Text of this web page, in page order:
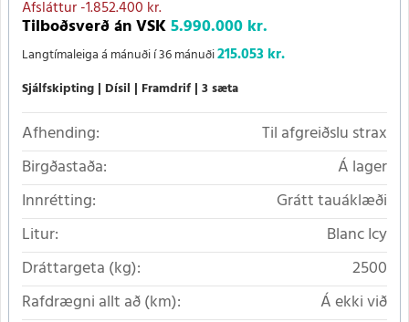
Afsláttur-1.852.400 kr.
Tilboðsverð án VSK5.990.000 kr.
Langtímaleiga á mánuði í 36 mánuði215.053 kr.
Sjálfskipting Dísil Framdrif 3 sæta
Afhending:
Til afgreiðslu strax
Birgðastaða:
Á lager
Innrétting:
Grátt tauáklæði
Litur:
Blanc Icy
Dráttargeta (kg):
2500
Rafdrægni allt að (km):
Á ekki við